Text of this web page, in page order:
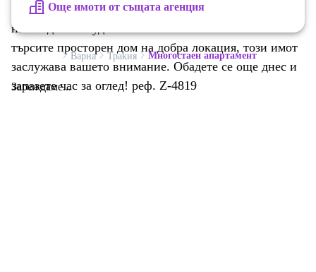
до магазини, училища, градски транспорт и всичко
необходимо за удобен начин на живот. 📞 Ако
търсите просторен дом на добра локация, този имот
заслужава вашето внимание. Обадете се още днес и
запазете час за оглед! реф. Z-4819
Още имоти от същата агенция
Варна Тракия Многостаен апартамент
Зареждаме...